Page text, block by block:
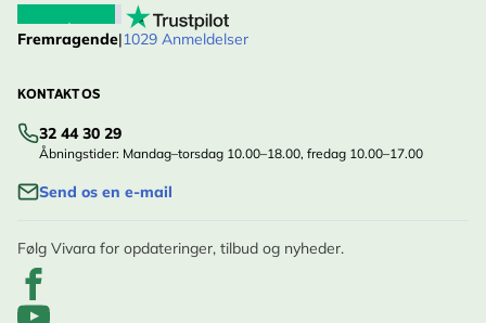
Fremragende|1029 Anmeldelser
KONTAKT OS
32 44 30 29
Åbningstider: Mandag–torsdag 10.00–18.00, fredag 10.00–17.00
Send os en e-mail
Følg Vivara for opdateringer, tilbud og nyheder.